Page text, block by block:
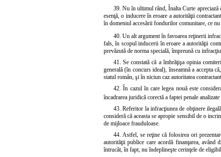
39. Nu în ultimul rând, Înalta Curte apreciază
esenţă, o inducere în eroare a autorităţii
în domeniul accesării fondurilor comunitare, ce
40. Un alt argument în favoarea reţinerii
fals, în scopul inducerii în eroare a autorităţii
prevăzută de norma specială, împreună cu
41. Se constată că a îmbrăţişa opinia
generală (în concurs ideal), înseamnă a accepta
statul român, şi în niciun caz autoritatea
42. În cazul în care legea nouă este
încadrarea juridică corectă a faptei penale
43. Referitor la infracţiunea de obţinere
consideră că aceasta se apropie sensibil de o
de mijloace frauduloase.
44. Astfel, se reţine că folosirea ori
autorităţii publice care acordă finanţarea, având
întrucât, în fapt, nu îndeplineşte cerinţele de